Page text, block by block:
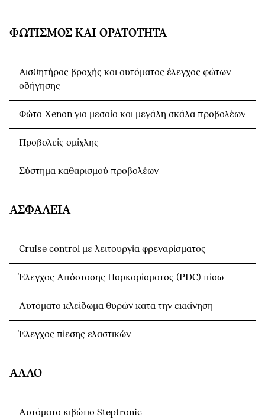
ΦΩΤΙΣΜΌΣ ΚΑΙ ΟΡΑΤΌΤΗΤΑ
Αισθητήρας βροχής και αυτόματος έλεγχος φώτων
οδήγησης
Φώτα Xenon για μεσαία και μεγάλη σκάλα προβολέων
Προβολείς ομίχλης
Σύστημα καθαρισμού προβολέων
ΑΣΦΆΛΕΙΑ
Cruise control με λειτουργία φρεναρίσματος
Έλεγχος Απόστασης Παρκαρίσματος (PDC) πίσω
Αυτόματο κλείδωμα θυρών κατά την εκκίνηση
Έλεγχος πίεσης ελαστικών
ΆΛΛΟ
Αυτόματο κιβώτιο Steptronic